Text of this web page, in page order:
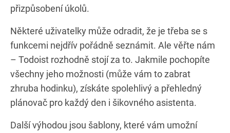
přizpůsobení úkolů.
Některé uživatelky může odradit, že je třeba se s
funkcemi nejdřív pořádně seznámit. Ale věřte nám
– Todoist rozhodně stojí za to. Jakmile pochopíte
všechny jeho možnosti (může vám to zabrat
zhruba hodinku), získáte spolehlivý a přehledný
plánovač pro každý den i šikovného asistenta.
Další výhodou jsou šablony, které vám umožní